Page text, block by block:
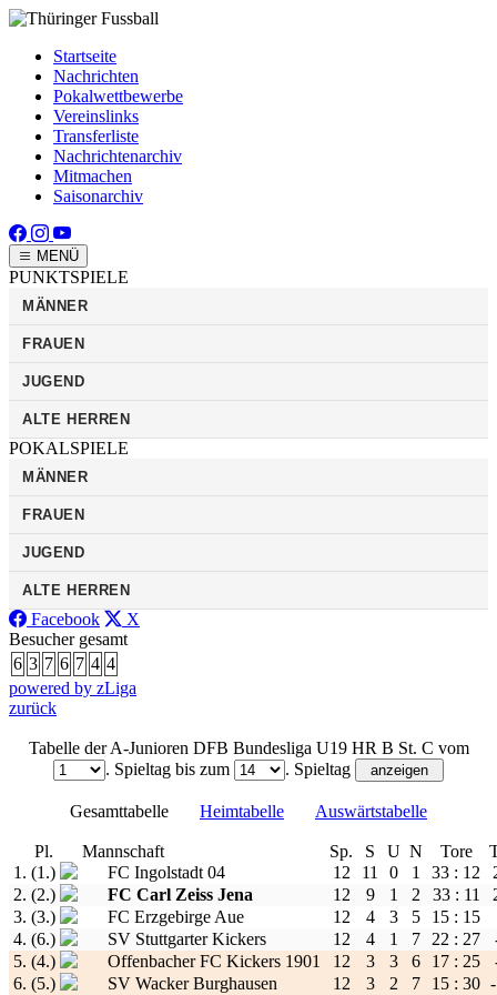
Startseite
Nachrichten
Pokalwettbewerbe
Vereinslinks
Transferliste
Nachrichtenarchiv
Mitmachen
Saisonarchiv
MENÜ
PUNKTSPIELE
MÄNNER
FRAUEN
JUGEND
ALTE HERREN
POKALSPIELE
MÄNNER
FRAUEN
JUGEND
ALTE HERREN
Facebook
X
Besucher gesamt
6 3 7 6 7 4 4
powered by zLiga
zurück
Tabelle der A-Junioren DFB Bundesliga U19 HR B St. C vom
. Spieltag bis zum
. Spieltag
Gesamttabelle Heimtabelle Auswärtstabelle
Pl. Mannschaft Sp. S U N Tore
1. (1.) FC Ingolstadt 04 12 11 0 1 33 : 12
2. (2.) FC Carl Zeiss Jena 12 9 1 2 33 : 11
3. (3.) FC Erzgebirge Aue 12 4 3 5 15 : 15
4. (6.) SV Stuttgarter Kickers 12 4 1 7 22 : 27
5. (4.) Offenbacher FC Kickers 1901 12 3 3 6 17 : 25
6. (5.) SV Wacker Burghausen 12 3 2 7 15 : 30